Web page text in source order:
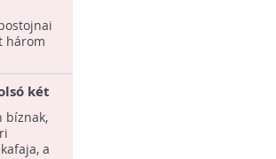
három
két
bíznak,
a